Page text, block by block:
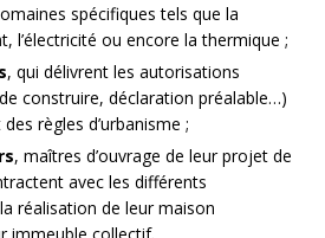
spécifiques tels que la
l’électricité ou encore la thermique ;
, qui délivrent les autorisations
construire, déclaration préalable…)
règles d’urbanisme ;
, maîtres d’ouvrage de leur projet de
avec les différents
réalisation de leur maison